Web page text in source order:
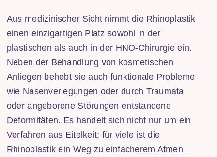
Aus medizinischer Sicht nimmt die Rhinoplastik
einen einzigartigen Platz sowohl in der
plastischen als auch in der HNO-Chirurgie ein.
Neben der Behandlung von kosmetischen
Anliegen behebt sie auch funktionale Probleme
wie Nasenverlegungen oder durch Traumata
oder angeborene Störungen entstandene
Deformitäten. Es handelt sich nicht nur um ein
Verfahren aus Eitelkeit; für viele ist die
Rhinoplastik ein Weg zu einfacherem Atmen